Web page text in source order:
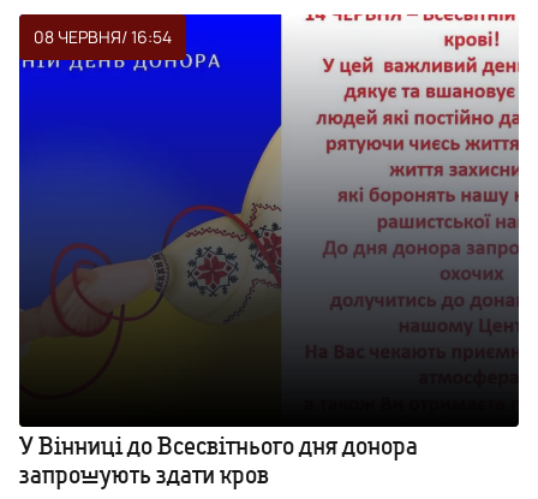
08 ЧЕРВНЯ/ 16:54
У Вінниці до Всесвітнього дня донора
запрошують здати кров